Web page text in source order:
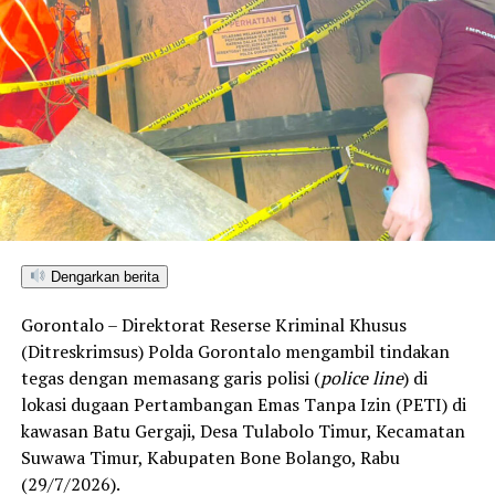
Dengarkan berita
Gorontalo – Direktorat Reserse Kriminal Khusus
(Ditreskrimsus) Polda Gorontalo mengambil tindakan
tegas dengan memasang garis polisi (police line) di
lokasi dugaan Pertambangan Emas Tanpa Izin (PETI) di
kawasan Batu Gergaji, Desa Tulabolo Timur, Kecamatan
Suwawa Timur, Kabupaten Bone Bolango, Rabu
(29/7/2026).